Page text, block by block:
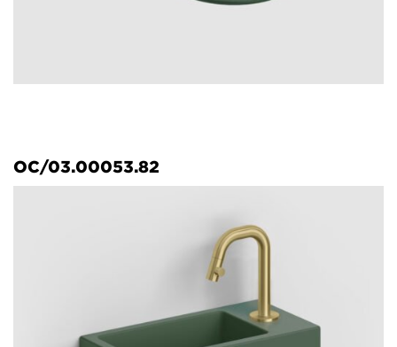
OC/03.00053.82